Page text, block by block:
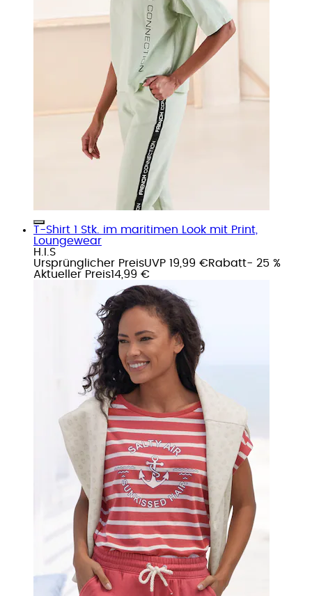
T-Shirt 1 Stk. im maritimen Look mit Print,
Loungewear
H.I.S
Ursprünglicher PreisUVP 19,99 €Rabatt- 25 %
Aktueller Preis14,99 €